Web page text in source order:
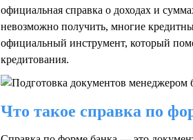
официальная справка о доходах и
невозможно получить, многие
официальный инструмент, который
кредитования.
Что такое справка по